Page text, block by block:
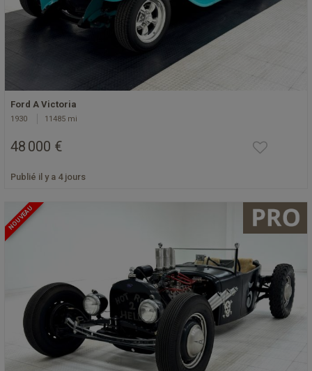
Ford A Victoria
1930 11485 mi
48 000 €
Publié il y a 4 jours
NOUVEAU